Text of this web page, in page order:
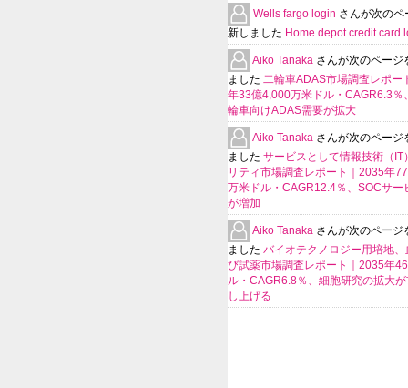
Wells fargo login さんが次のペ
新しました Home depot credit card
Aiko Tanaka さんが次のページ
ました 二輪車ADAS市場調査レポー
年33億4,000万米ドル・CAGR6.3％
輪車向けADAS需要が拡大
Aiko Tanaka さんが次のページ
ました サービスとして情報技術（IT
リティ市場調査レポート｜2035年
万米ドル・CAGR12.4％、SOCサー
が増加
Aiko Tanaka さんが次のページ
ました バイオテクノロジー用培地、
び試薬市場調査レポート｜2035年
ル・CAGR6.8％、細胞研究の拡大
し上げる